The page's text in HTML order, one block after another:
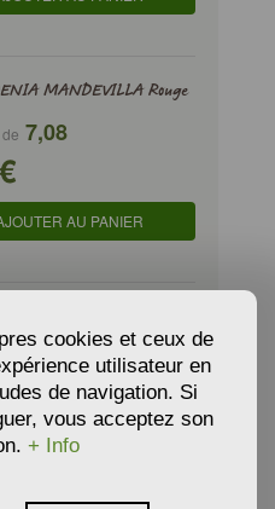
MANDEVILLA Rouge
7,08
€
AU PANIER
de
€
AU PANIER
cookies et ceux de
utilisateur en
de navigation. Si
vous acceptez son
+ Info